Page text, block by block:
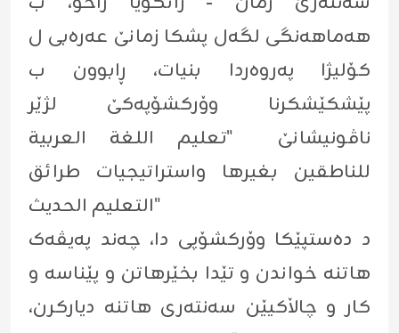
هەماهەنگی لگەل پشکا زمانێ عەرەبی ل
کۆلیژا پەروەردا بنیات، ڕابوون ب
پێشکێشکرنا وۆرکشۆپەکێ لژێر
ناڤونیشانێ "تعليم اللغة العربية
للناطقين بغيرها واستراتيجيات طرائق
التعليم الحديث"
د دەستپێکا وۆرکشۆپی دا، چەند پەیڤەک
هاتنە خواندن و تێدا بخێرهاتن و پێناسە و
کار و چاڵاکیێن سەنتەری هاتنە دیارکرن،